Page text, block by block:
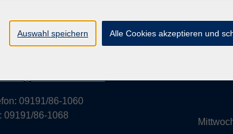
20
09191/86-1060
09191/86-1068
Auswahl speichern Alle Cookies akzeptieren und